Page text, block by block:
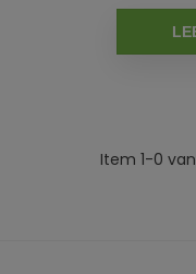
Item 1-0